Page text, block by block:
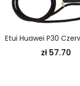
zł 57.70